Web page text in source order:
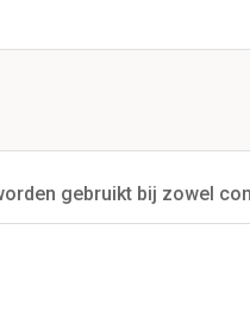
gebruikt bij zowel